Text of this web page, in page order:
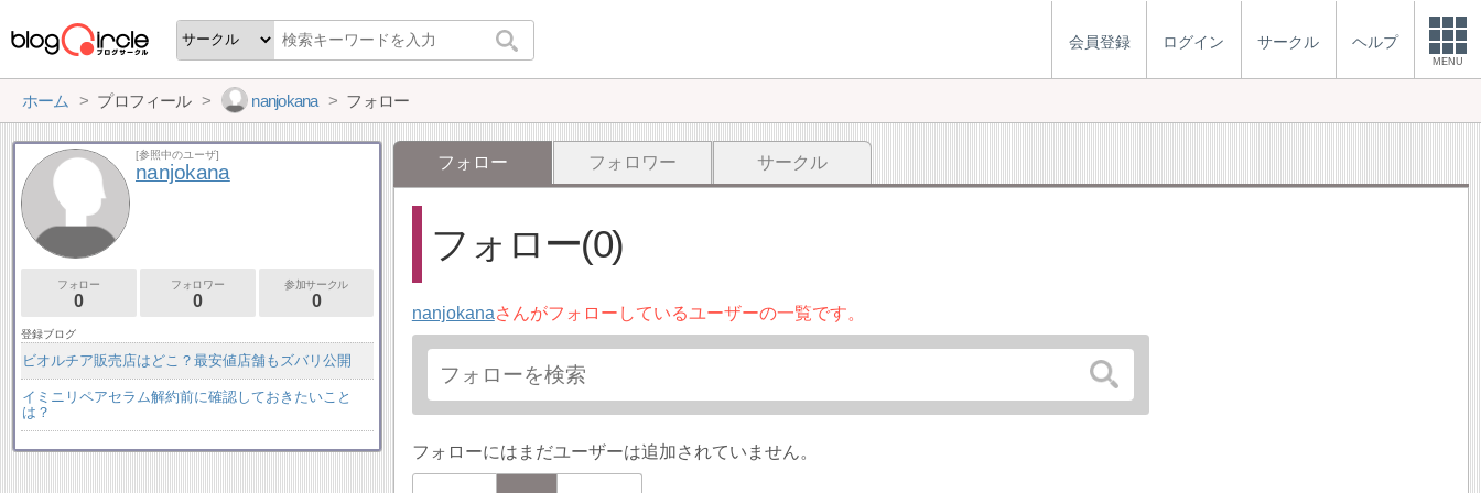
会員登録 ログイン サークル ヘルプ
MENU
ホーム プロフィール nanjokana フォロー
フォロー フォロワー サークル
フォロー(0)
nanjokanaさんがフォローしているユーザーの一覧です。
フォローにはまだユーザーは追加されていません。
[参照中のユーザ]
nanjokana
フォロー
0
フォロワー
0
参加サークル
0
登録ブログ
ビオルチア販売店はどこ？最安値店舗もズバリ公開
イミニリペアセラム解約前に確認しておきたいこと
は？